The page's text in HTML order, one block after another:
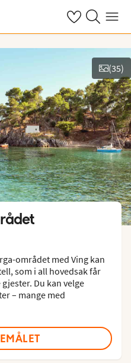
Se dine sparte
Søk påMeny
(35)
området med Ving kan
som i all hovedsak får
Du kan velge
– mange med